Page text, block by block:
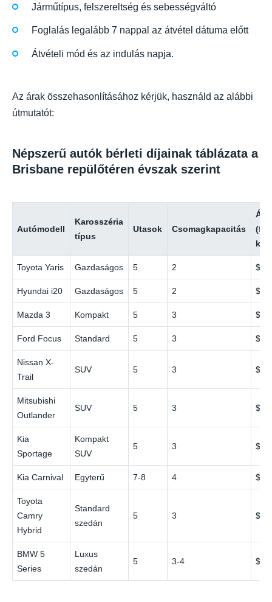
Járműtípus, felszereltség és sebességváltó
Foglalás legalább 7 nappal az átvétel dátuma előtt
Átvételi mód és az indulás napja.
Az árak összehasonlításához kérjük, használd az alábbi
útmutatót:
Népszerű autók bérleti díjainak táblázata a
Brisbane repülőtéren évszak szerint
Autómodell
Karosszéria
típus
Utasok Csomagkapacitás
Ár
Toyota Yaris Gazdaságos 5 2 $39
Hyundai i20 Gazdaságos 5 2 $40
Mazda 3 Kompakt 5 3 $45
Ford Focus Standard 5 3 $47
Nissan X-
Trail
SUV 5 3 $50
Mitsubishi
Outlander
SUV 5 3 $48
Kia
Sportage
Kompakt
SUV
5 3 $47
Kia Carnival Egyterű 7-8 4 $70
Toyota
Camry
Hybrid
Standard
szedán
5 3 $55
BMW 5
Series
Luxus
szedán
5 3-4